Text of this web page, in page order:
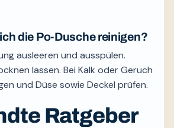
die Po-Dusche reinigen?
ausleeren und ausspülen.
lassen. Bei Kalk oder Geruch
und Düse sowie Deckel prüfen.
Ratgeber